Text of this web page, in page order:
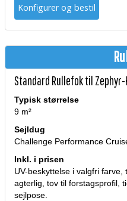
Konfigurer og bestil
Standard Rullefok til
Typisk størrelse
9 m²
Sejldug
Challenge Performance
Inkl. i prisen
UV-beskyttelse i valgfri farve,
agterlig, tov til forstagsprofil,
sejlpose.